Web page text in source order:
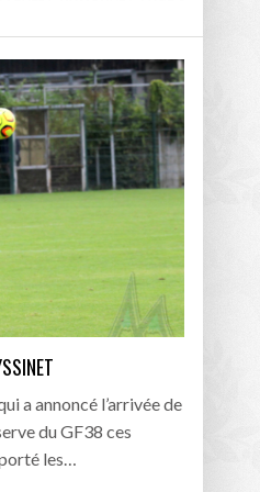
- 04/07/2026
CLUBS DE DISTRICT EXEMPTS
DE LA COUPE DE FRANCE EN
a annoncé l’arrivée de
du GF38 ces
les…